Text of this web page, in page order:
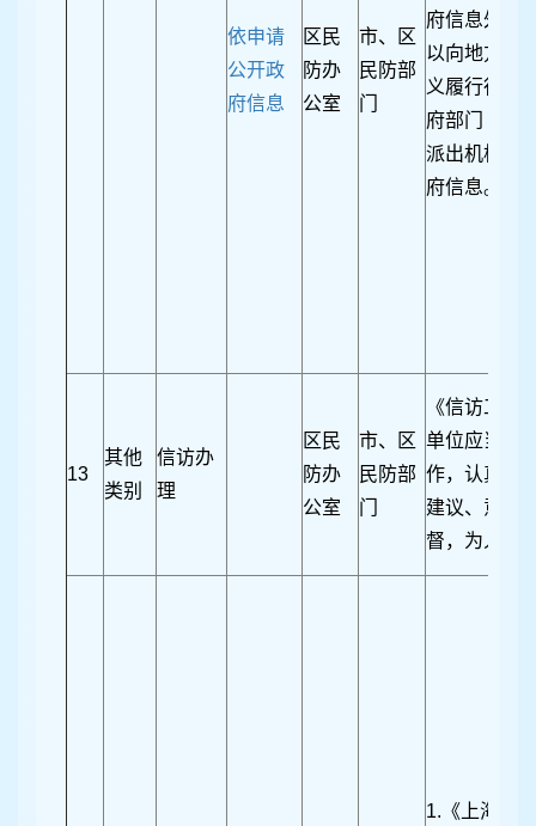
依申请
公开政
府信息
区民
防办
公室
市、区
民防部
门
府信息外，
以向地方各
义履行行政
府部门（含
派出机构、
府信息。
13
其他
类别
信访办
理
区民
防办
公室
市、区
民防部
门
《信访工
单位应当畅
作，认真处
建议、意见
督，为人民
1.《上海市